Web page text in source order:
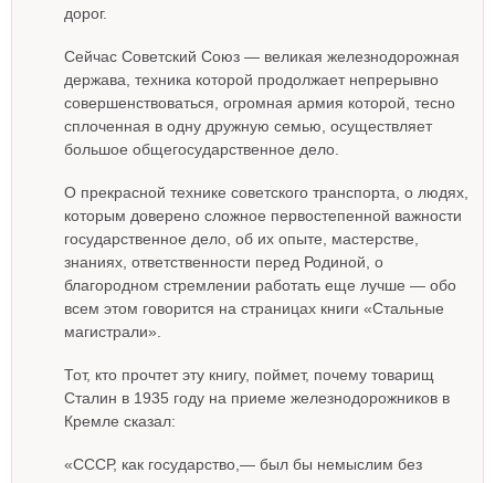
дорог.
Сейчас Советский Союз — великая железнодорожная
держава, техника которой продолжает непрерывно
совершенствоваться, огромная армия которой, тесно
сплоченная в одну дружную семью, осуществляет
большое общегосударственное дело.
О прекрасной технике советского транспорта, о людях,
которым доверено сложное первостепенной важности
государственное дело, об их опыте, мастерстве,
знаниях, ответственности перед Родиной, о
благородном стремлении работать еще лучше — обо
всем этом говорится на страницах книги «Стальные
магистрали».
Тот, кто прочтет эту книгу, поймет, почему товарищ
Сталин в 1935 году на приеме железнодорожников в
Кремле сказал:
«СССР, как государство,— был бы немыслим без